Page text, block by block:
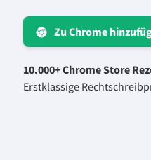
Zu Chrome
10.000+ Chrome Store
Erstklassige